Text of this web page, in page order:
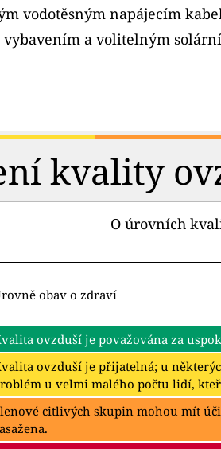
vodotěsným napájecím
a volitelným
kvality
O úrovních
obav o zdraví
ovzduší je považována za
ovzduší je přijatelná; u
u velmi malého počtu lidí,
citlivých skupin mohou mít